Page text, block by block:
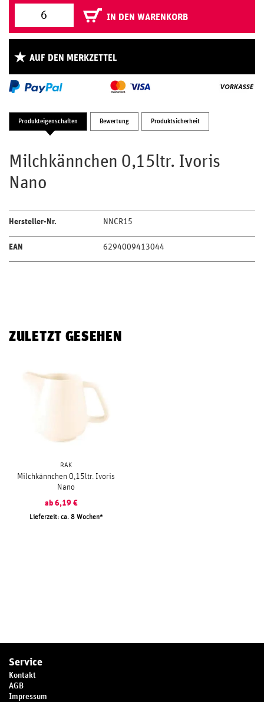
IN DEN WARENKORB
AUF DEN MERKZETTEL
Produkteigenschaften Bewertung Produktsicherheit
Milchkännchen 0,15ltr. Ivoris
Nano
Hersteller-Nr. NNCR15
EAN 6294009413044
ZULETZT GESEHEN
RAK
Milchkännchen 0,15ltr. Ivoris
Nano
ab 6,19 €
Lieferzeit: ca. 8 Wochen
Service
Kontakt
AGB
Impressum